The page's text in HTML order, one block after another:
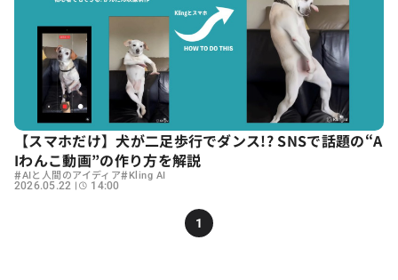
【スマホだけ】犬が二足歩行でダンス!? SNSで話題の“A
Iわんこ動画”の作り方を解説
#AIと人間のアイディア#Kling AI
2026.05.22 14:00
1